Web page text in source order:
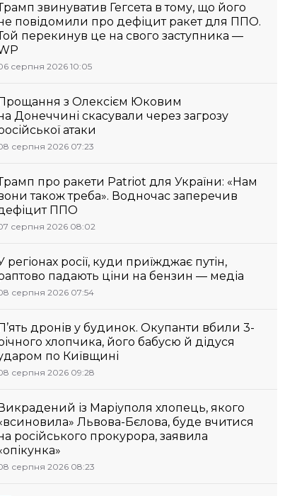
звинуватив Гегсета в тому, що його
повідомили про дефіцит ракет для ППО.
перекинув це на свого заступника —
серпня 2026 10:05
з Олексієм Юковим
Донеччині скасували через загрозу
атаки
серпня 2026 07:23
про ракети Patriot для України: «Нам
також треба». Водночас заперечив
ППО
серпня 2026 08:02
регіонах росії, куди приїжджає путін,
падають ціни на бензин — медіа
серпня 2026 07:54
дронів у будинок. Окупанти вбили 3-
хлопчика, його бабусю й дідуся
по Київщині
серпня 2026 09:28
із Маріуполя хлопець, якого
Львова-Бєлова, буде вчитися
російського прокурора, заявила
серпня 2026 08:23